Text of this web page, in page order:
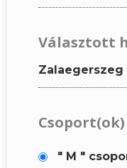
Választott
Zalaegerszeg
Csoport(ok)
" M "